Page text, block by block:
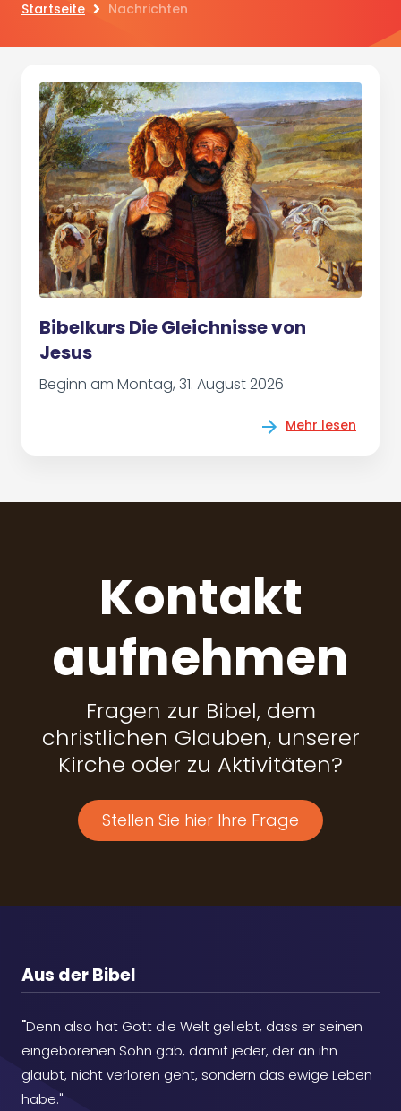
Startseite Nachrichten
Bibelkurs Die Gleichnisse von
Jesus
Beginn am Montag, 31. August 2026
Mehr lesen
Kontakt
aufnehmen
Fragen zur Bibel, dem
christlichen Glauben, unserer
Kirche oder zu Aktivitäten?
Stellen Sie hier Ihre Frage
Aus der Bibel
"Denn also hat Gott die Welt geliebt, dass er seinen
eingeborenen Sohn gab, damit jeder, der an ihn
glaubt, nicht verloren geht, sondern das ewige Leben
habe."